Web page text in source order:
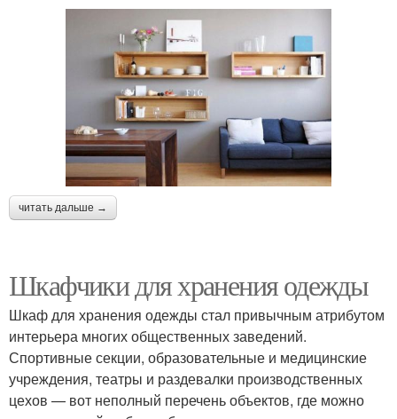
читать дальше →
Шкафчики для хранения одежды
Шкаф для хранения одежды стал привычным атрибутом
интерьера многих общественных заведений.
Спортивные секции, образовательные и медицинские
учреждения, театры и раздевалки производственных
цехов — вот неполный перечень объектов, где можно